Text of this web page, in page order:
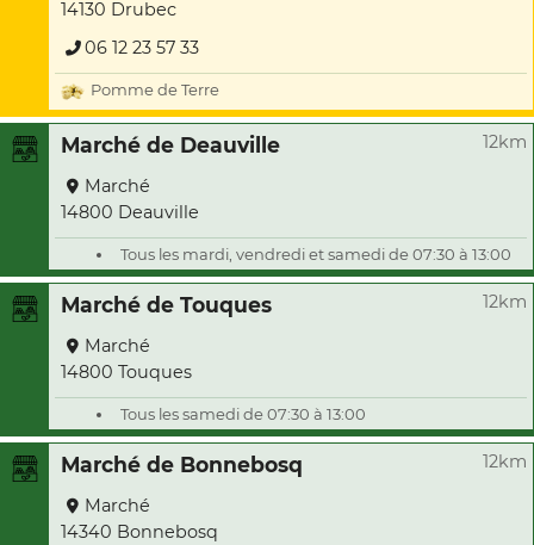
14130 Drubec
06 12 23 57 33
Pomme de Terre
Marché de Deauville 12km
Marché
14800 Deauville
Tous les mardi, vendredi et samedi de 07:30 à 13:00
Marché de Touques 12km
Marché
14800 Touques
Tous les samedi de 07:30 à 13:00
Marché de Bonnebosq 12km
Marché
14340 Bonnebosq